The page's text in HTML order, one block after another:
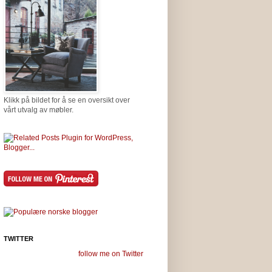
Klikk på bildet for å se en oversikt over
vårt utvalg av møbler.
TWITTER
follow me on Twitter